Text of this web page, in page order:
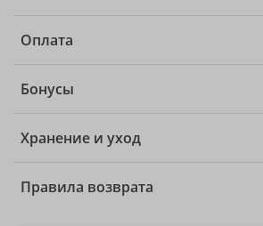
Оплата
Бонусы
Хранение и уход
Правила возврата